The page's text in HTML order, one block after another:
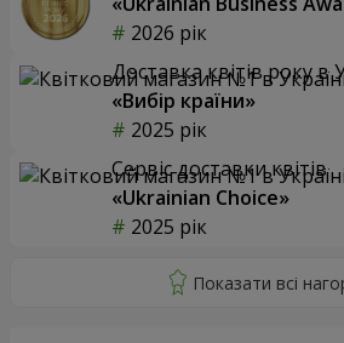
2026 рік
Доставка квітів року в
«Вибір країни»
2025 рік
Сервіс доставки квітів
«Ukrainian Choice»
2025 рік